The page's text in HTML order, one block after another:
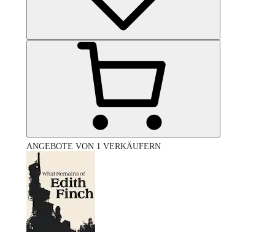
ANGEBOTE VON 1 VERKÄUFERN